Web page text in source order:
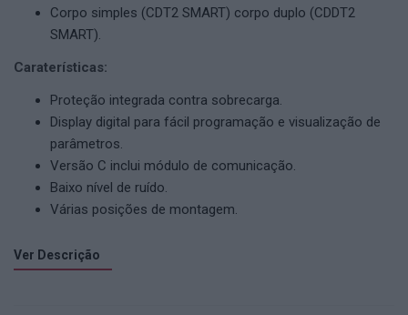
Corpo simples (CDT2 SMART) corpo duplo (CDDT2
SMART).
Caraterísticas:
Proteção integrada contra sobrecarga.
Display digital para fácil programação e visualização de
parâmetros.
Versão C inclui módulo de comunicação.
Baixo nível de ruído.
Várias posições de montagem.
Ver Descrição